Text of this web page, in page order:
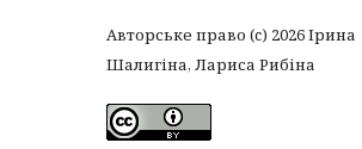
Авторське право (c) 2026 Ірина
Шалигіна, Лариса Рибіна